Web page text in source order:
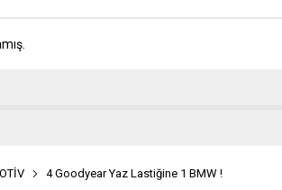
4 Goodyear Yaz Lastiğine 1 BMW !